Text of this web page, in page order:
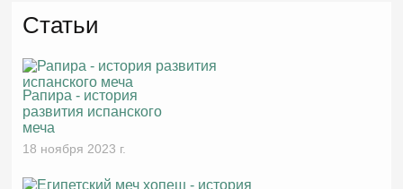
Статьи
Рапира - история
развития испанского
меча
18 ноября 2023 г.